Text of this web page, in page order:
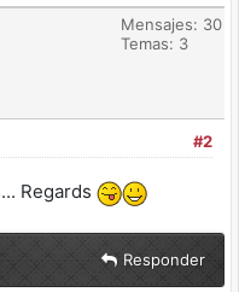
Mensajes: 30
Temas: 3
#2
Regards
Responder